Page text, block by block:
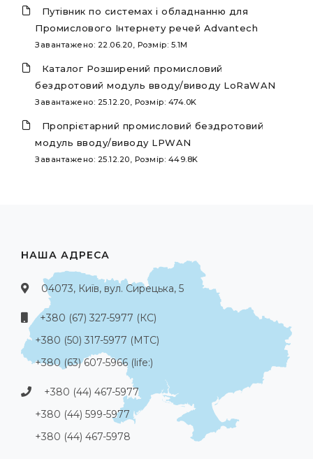
Путівник по системах і обладнанню для
Промислового Інтернету речей Advantech
Завантажено: 22.06.20, Розмір: 5.1M
Каталог Розширений промисловий
бездротовий модуль вводу/виводу LoRaWAN
Завантажено: 25.12.20, Розмір: 474.0K
Пропрієтарний промисловий бездротовий
модуль вводу/виводу LPWAN
Завантажено: 25.12.20, Розмір: 449.8K
НАША АДРЕСА
04073, Київ, вул. Сирецька, 5
+380 (67) 327-5977 (КС)
+380 (50) 317-5977 (МТС)
+380 (63) 607-5966 (life:)
+380 (44) 467-5977
+380 (44) 599-5977
+380 (44) 467-5978